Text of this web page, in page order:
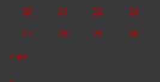
20 21 22 23
27 28 29 30
« apr